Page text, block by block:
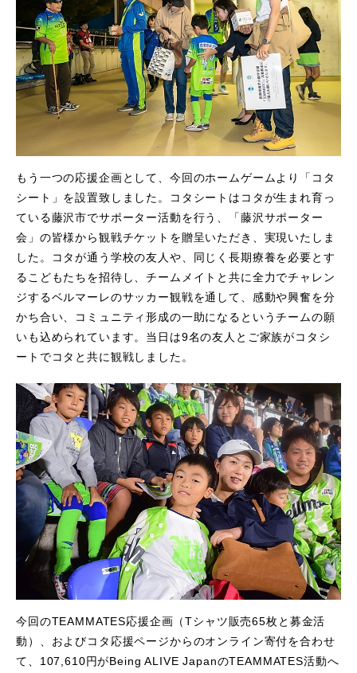
もう一つの応援企画として、今回のホームゲームより「コタ
シート」を設置致しました。コタシートはコタが生まれ育っ
ている藤沢市でサポーター活動を行う、「藤沢サポーター
会」の皆様から観戦チケットを贈呈いただき、実現いたしま
した。コタが通う学校の友人や、同じく長期療養を必要とす
るこどもたちを招待し、チームメイトと共に全力でチャレン
ジするベルマーレのサッカー観戦を通して、感動や興奮を分
かち合い、コミュニティ形成の一助になるというチームの願
いも込められています。当日は9名の友人とご家族がコタシ
ートでコタと共に観戦しました。
今回のTEAMMATES応援企画（Tシャツ販売65枚と募金活
動）、およびコタ応援ページからのオンライン寄付を合わせ
て、107,610円がBeing ALIVE JapanのTEAMMATES活動へ